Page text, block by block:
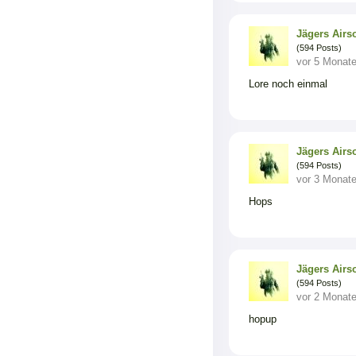
Jägers
(594 Posts)
vor 5
Lore noch einmal
Jägers
(594 Posts)
vor 3
Hops
Jägers
(594 Posts)
vor 2
hopup